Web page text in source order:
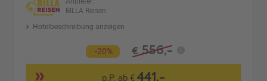
BILLA Reisen
Hotelbeschreibung anzeigen
-20% € 556,-
p.P. ab € 441,-